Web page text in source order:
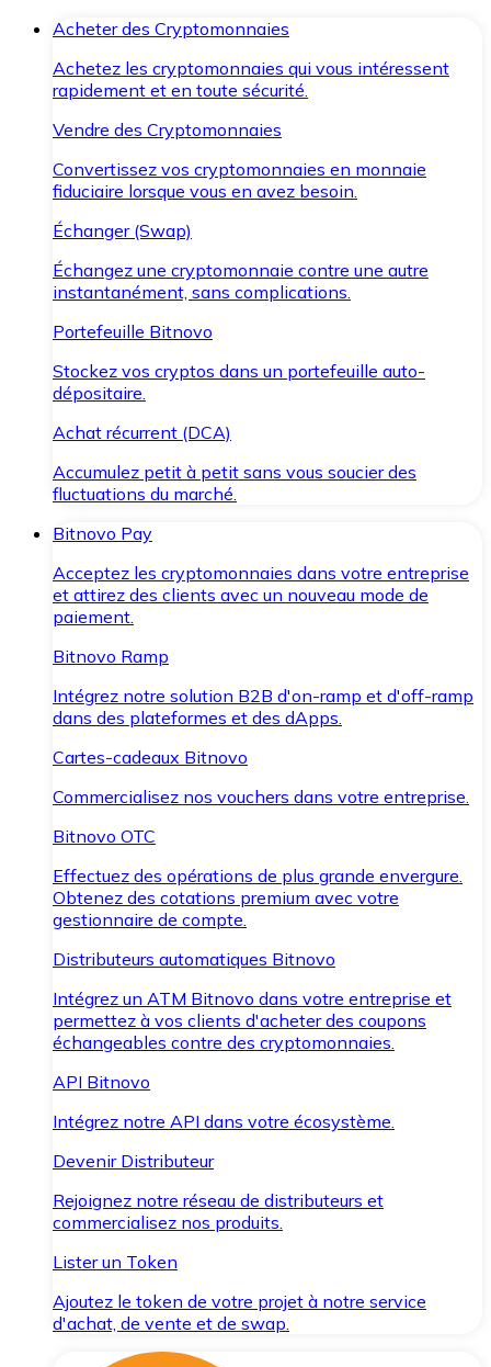
Acheter des Cryptomonnaies
Achetez les cryptomonnaies qui vous intéressent
rapidement et en toute sécurité.
Vendre des Cryptomonnaies
Convertissez vos cryptomonnaies en monnaie
fiduciaire lorsque vous en avez besoin.
Échanger (Swap)
Échangez une cryptomonnaie contre une autre
instantanément, sans complications.
Portefeuille Bitnovo
Stockez vos cryptos dans un portefeuille auto-
dépositaire.
Achat récurrent (DCA)
Accumulez petit à petit sans vous soucier des
fluctuations du marché.
Bitnovo Pay
Acceptez les cryptomonnaies dans votre entreprise
et attirez des clients avec un nouveau mode de
paiement.
Bitnovo Ramp
Intégrez notre solution B2B d'on-ramp et d'off-ramp
dans des plateformes et des dApps.
Cartes-cadeaux Bitnovo
Commercialisez nos vouchers dans votre entreprise.
Bitnovo OTC
Effectuez des opérations de plus grande envergure.
Obtenez des cotations premium avec votre
gestionnaire de compte.
Distributeurs automatiques Bitnovo
Intégrez un ATM Bitnovo dans votre entreprise et
permettez à vos clients d'acheter des coupons
échangeables contre des cryptomonnaies.
API Bitnovo
Intégrez notre API dans votre écosystème.
Devenir Distributeur
Rejoignez notre réseau de distributeurs et
commercialisez nos produits.
Lister un Token
Ajoutez le token de votre projet à notre service
d'achat, de vente et de swap.